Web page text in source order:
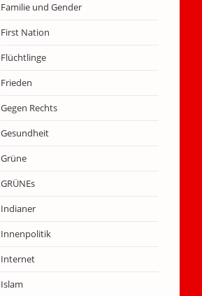
Familie und Gender
First Nation
Flüchtlinge
Frieden
Gegen Rechts
Gesundheit
Grüne
GRÜNEs
Indianer
Innenpolitik
Internet
Islam